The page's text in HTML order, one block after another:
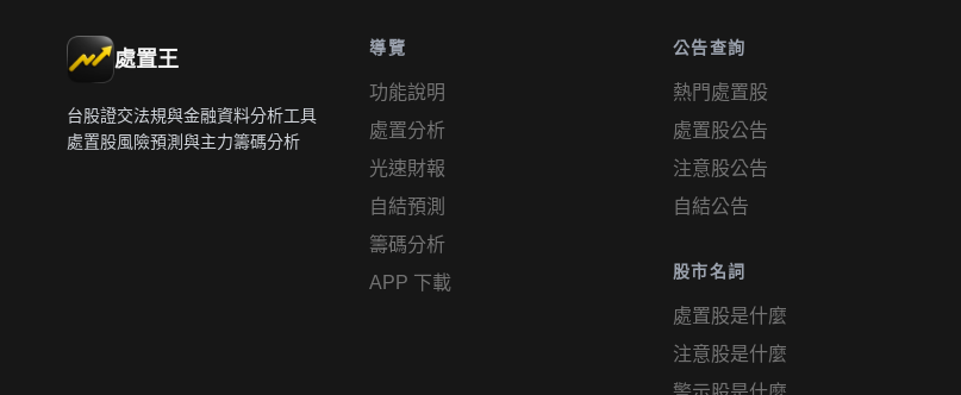
處置王
台股證交法規與金融資料分析工具
處置股風險預測與主力籌碼分析
導覽
功能說明
處置分析
光速財報
自結預測
籌碼分析
APP 下載
公告查詢
熱門處置股
處置股公告
注意股公告
自結公告
股市名詞
處置股是什麼
注意股是什麼